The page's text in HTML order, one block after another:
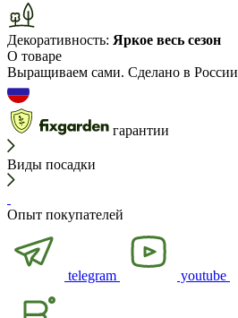
Декоративность: Яркое весь сезон
О товаре
Выращиваем сами. Сделано в России
гарантии
Виды посадки
Опыт покупателей
telegram youtube